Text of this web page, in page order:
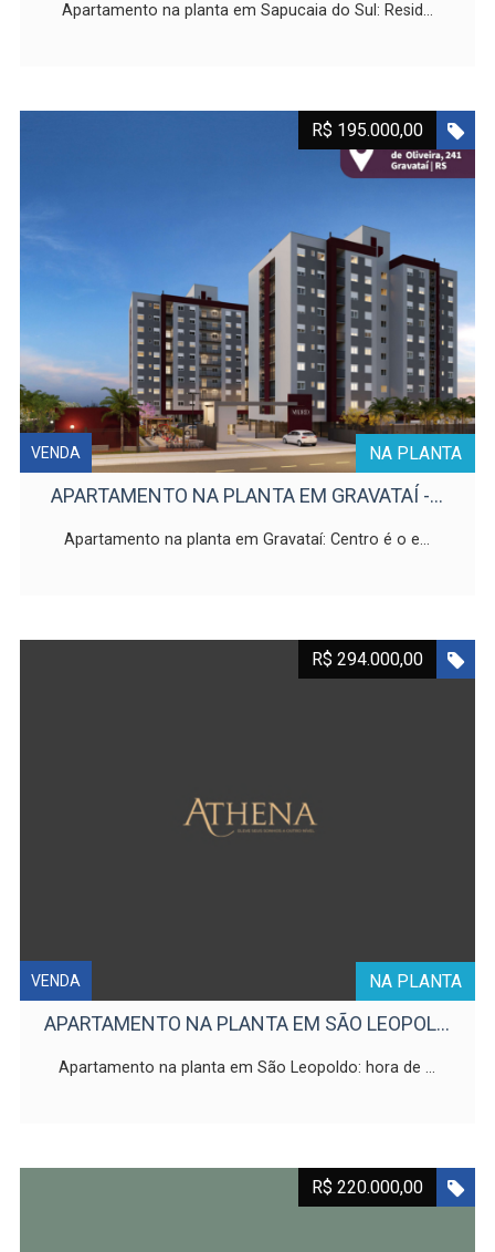
Apartamento na planta em Sapucaia do Sul: Resid...
NA PLANTA
R$ 195.000,00
VENDA
APARTAMENTO NA PLANTA EM GRAVATAÍ -...
Apartamento na planta em Gravataí: Centro é o e...
NA PLANTA
R$ 294.000,00
VENDA
APARTAMENTO NA PLANTA EM SÃO LEOPOL...
Apartamento na planta em São Leopoldo: hora de ...
R$ 220.000,00